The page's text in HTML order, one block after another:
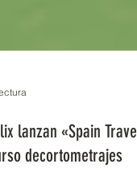
lanzan «Spain Travel